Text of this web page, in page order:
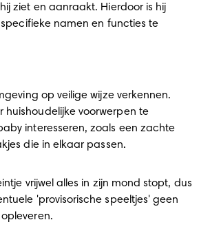
ziet en aanraakt. Hierdoor is hij
namen en functies te
huishoudelijke voorwerpen te
interesseren, zoals een zachte
die in elkaar passen.
'provisorische speeltjes' geen